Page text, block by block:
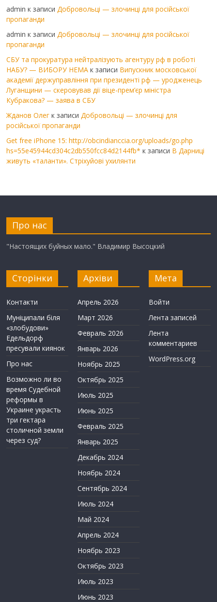
admin к записи Добровольці — злочинці для російської
пропаганди
admin к записи Добровольці — злочинці для російської
пропаганди
СБУ та прокуратура нейтралізують агентуру рф в роботі
НАБУ? — ВИБОРУ НЕМА к записи Випускник московської
академії держуправління при президенті рф — уродженець
Луганщини — скеровував дії віце-прем’єр міністра
Кубракова? — заява в СБУ
Жданов Олег к записи Добровольці — злочинці для
російської пропаганди
Get free iPhone 15: http://obcindianccia.org/uploads/go.php
hs=55e45944cd304c2db550fcc84d2144fb* к записи В Дарниці
живуть «таланти». Стріхуйові ухилянти
Про нас
"Настоящих буйных мало." Владимир Высоцкий
Сторінки
Контакти
Муніципали біля
«злобудови»
Едельдорф
пресували киянок
Про нас
Возможно ли во
время Судебной
реформы в
Украине украсть
три гектара
столичной земли
через суд?
Архіви
Апрель 2026
Март 2026
Февраль 2026
Январь 2026
Ноябрь 2025
Октябрь 2025
Июль 2025
Июнь 2025
Февраль 2025
Январь 2025
Декабрь 2024
Ноябрь 2024
Сентябрь 2024
Июль 2024
Май 2024
Апрель 2024
Ноябрь 2023
Октябрь 2023
Июль 2023
Июнь 2023
Мета
Войти
Лента записей
Лента
комментариев
WordPress.org